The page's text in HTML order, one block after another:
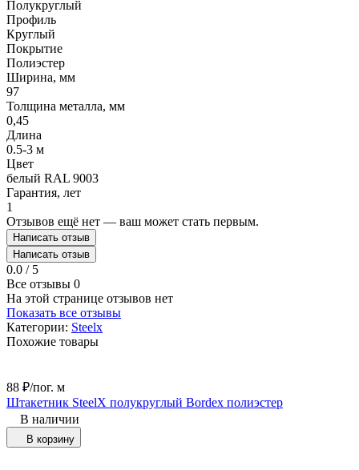
Полукруглый
Профиль
Круглый
Покрытие
Полиэстер
Ширина, мм
97
Толщина металла, мм
0,45
Длина
0.5-3 м
Цвет
белый RAL 9003
Гарантия, лет
1
Отзывов ещё нет — ваш может стать первым.
Написать отзыв
Написать отзыв
0.0 / 5
Все отзывы 0
На этой странице отзывов нет
Показать все отзывы
Категории: Steelx
Похожие товары
88 ₽/пог. м
Штакетник SteelX полукруглый Bordex полиэстер
В наличии
В корзину